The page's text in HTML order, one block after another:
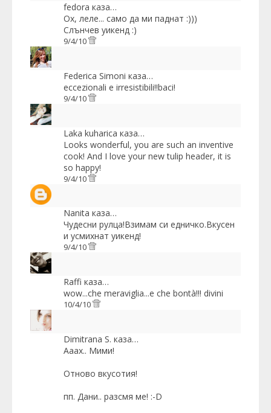
fedora каза…
Ох, леле... само да ми паднат :)))
Слънчев уикенд :)
9/4/10
Federica Simoni каза…
eccezionali e irresistibili!!baci!
9/4/10
Laka kuharica каза…
Looks wonderful, you are such an inventive
cook! And I love your new tulip header, it is
so happy!
9/4/10
Nanita каза…
Чудесни рулца!Взимам си едничко.Вкусен
и усмихнат уикенд!
9/4/10
Raffi каза…
wow...che meraviglia...e che bontà!!! divini
10/4/10
Dimitrana S. каза…
Ааах.. Mими!
Отново вкусотия!
пп. Дани.. разсмя ме! :-D